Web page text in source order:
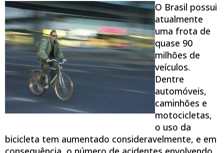
O Brasil possui
atualmente
uma frota de
quase 90
milhões de
veículos.
Dentre
automóveis,
caminhões e
motocicletas,
o uso da
bicicleta tem aumentado consideravelmente, e em